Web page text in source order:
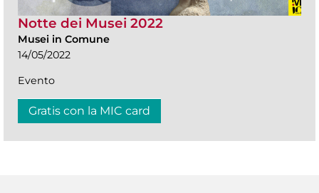
Notte dei Musei 2022
Musei in Comune
14/05/2022
Evento
Gratis con la MIC card